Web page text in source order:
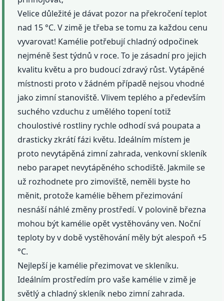
Velice důležité je dávat pozor na překročení teplot
nad 15 °C. V zimě je třeba se tomu za každou cenu
vyvarovat! Kamélie potřebují chladný odpočinek
nejméně šest týdnů v roce. To je zásadní pro jejich
kvalitu květu a pro budoucí zdravý růst. Vytápěné
místnosti proto v žádném případě nejsou vhodné
jako zimní stanoviště. Vlivem teplého a především
suchého vzduchu z umělého topení totiž
choulostivé rostliny rychle odhodí svá poupata a
drasticky zkrátí fázi květu. Ideálním místem je
proto nevytápěná zimní zahrada, venkovní skleník
nebo parapet nevytápěného schodiště. Jakmile se
už rozhodnete pro zimoviště, neměli byste ho
měnit, protože kamélie během přezimování
nesnáší náhlé změny prostředí. V polovině března
mohou být kamélie opět vystěhovány ven. Noční
teploty by v době vystěhování měly být alespoň +5
°C.
Nejlepší je kamélie přezimovat ve skleníku.
Ideálním prostředím pro vaše kamélie v zimě je
světlý a chladný skleník nebo zimní zahrada.